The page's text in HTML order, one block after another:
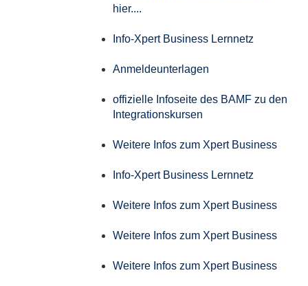
hier....
Info-Xpert Business Lernnetz
Anmeldeunterlagen
offizielle Infoseite des BAMF zu den
Integrationskursen
Weitere Infos zum Xpert Business
Info-Xpert Business Lernnetz
Weitere Infos zum Xpert Business
Weitere Infos zum Xpert Business
Weitere Infos zum Xpert Business